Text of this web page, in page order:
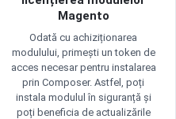
Magento
Odată cu achiziționarea
modulului, primești un token de
acces necesar pentru instalarea
prin Composer. Astfel, poți
instala modulul în siguranță și
poți beneficia de actualizările